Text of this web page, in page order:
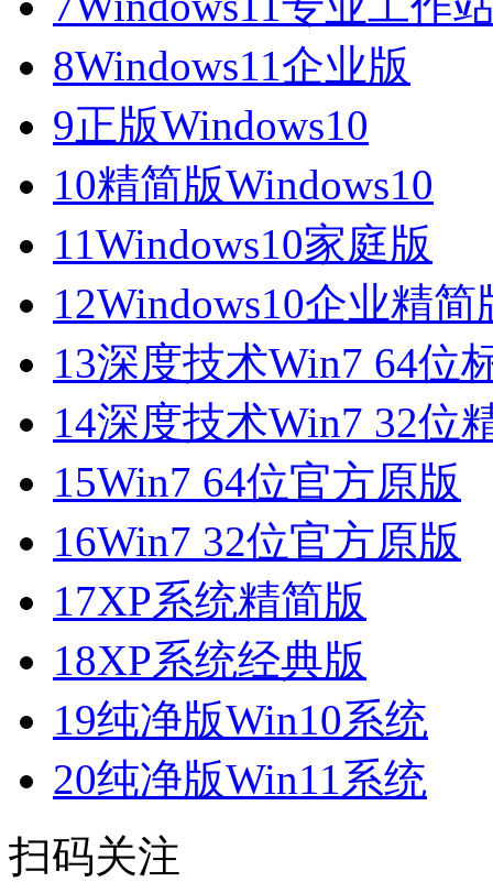
8Windows11企业版
9正版Windows10
10精简版Windows10
11Windows10家庭版
12Windows10企业精简
13深度技术Win7 64位
14深度技术Win7 32位
15Win7 64位官方原版
16Win7 32位官方原版
17XP系统精简版
18XP系统经典版
19纯净版Win10系统
20纯净版Win11系统
扫码关注